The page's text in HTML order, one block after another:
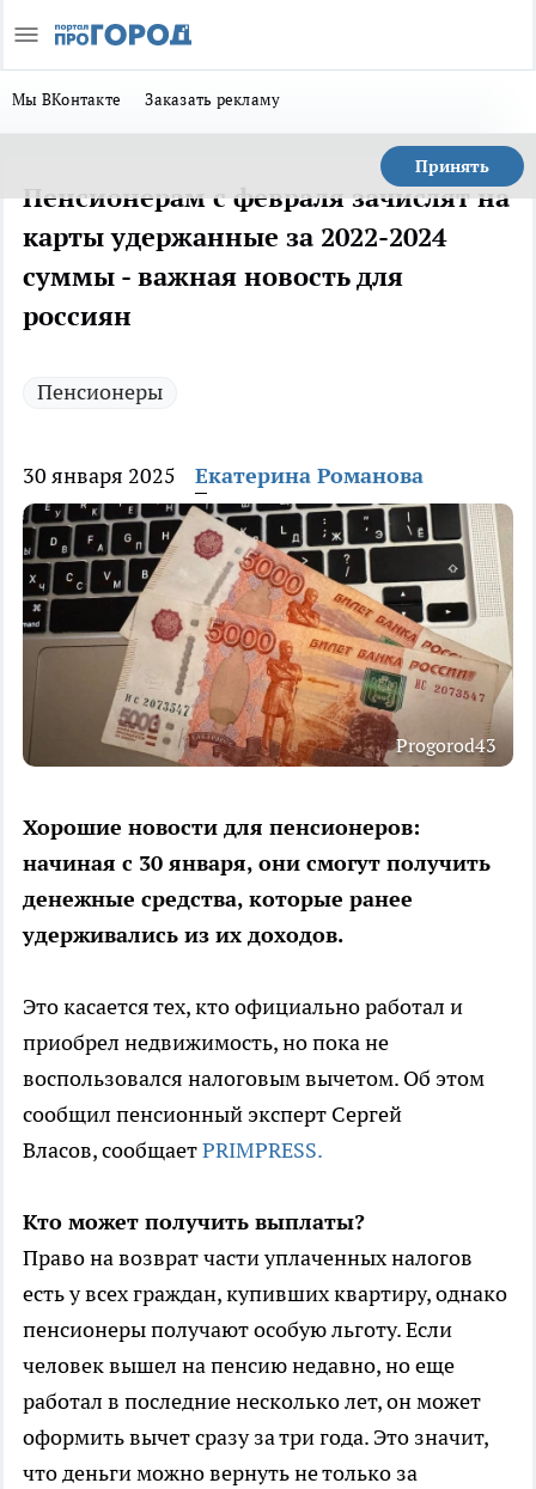
Мы ВКонтакте Заказать рекламу
Принять
Пенсионерам с февраля зачислят на
карты удержанные за 2022-2024
суммы - важная новость для
россиян
Пенсионеры
30 января 2025 Екатерина Романова
Progorod43
Хорошие новости для пенсионеров:
начиная с 30 января, они смогут получить
денежные средства, которые ранее
удерживались из их доходов.
Это касается тех, кто официально работал и
приобрел недвижимость, но пока не
воспользовался налоговым вычетом. Об этом
сообщил пенсионный эксперт Сергей
Власов, сообщаетPRIMPRESS.
Кто может получить выплаты?
Право на возврат части уплаченных налогов
есть у всех граждан, купивших квартиру, однако
пенсионеры получают особую льготу. Если
человек вышел на пенсию недавно, но еще
работал в последние несколько лет, он может
оформить вычет сразу за три года. Это значит,
что деньги можно вернуть не только за